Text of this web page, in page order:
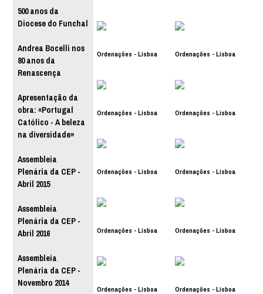
500 anos da
Diocese do Funchal
Andrea Bocelli nos
80 anos da
Renascença
Apresentação da
obra: «Portugal
Católico - A beleza
na diversidade»
Assembleia
Plenária da CEP -
Abril 2015
Assembleia
Plenária da CEP -
Abril 2016
Assembleia
Plenária da CEP -
Novembro 2014
Ordenações - Lisboa Ordenações - Lisboa
Ordenações - Lisboa Ordenações - Lisboa
Ordenações - Lisboa Ordenações - Lisboa
Ordenações - Lisboa Ordenações - Lisboa
Ordenações - Lisboa Ordenações - Lisboa